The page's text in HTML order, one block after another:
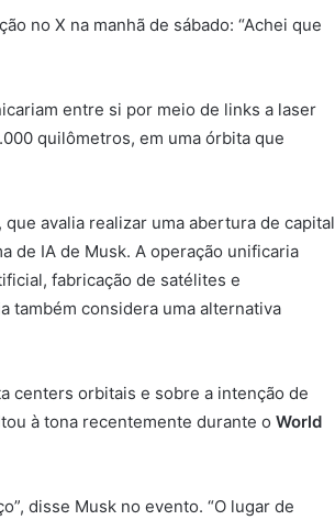
no X na manhã de sábado: “Achei que
entre si por meio de links a laser
quilômetros, em uma órbita que
avalia realizar uma abertura de capital
de IA de Musk. A operação unificaria
fabricação de satélites e
também considera uma alternativa
centers orbitais e sobre a intenção de
à tona recentemente durante o World
disse Musk no evento. “O lugar de